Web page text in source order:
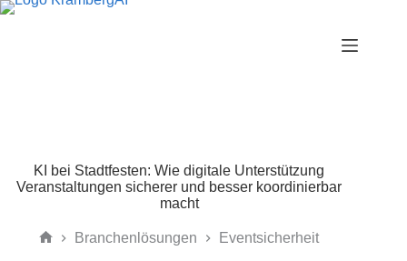
Zum
KI bei Stadtfesten: Wie digitale Unterstützung
Veranstaltungen sicherer und besser koordinierbar
macht
Branchenlösungen Eventsicherheit